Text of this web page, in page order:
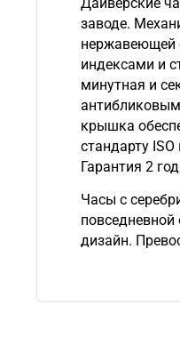
заводе.
нержавеющей
индексами и
минутная и
крышка
стандарту
Гарантия 2
Часы с
дизайн.